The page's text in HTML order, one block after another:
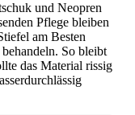
und Neopren
Pflege bleiben
am Besten
So bleibt
das Material rissig